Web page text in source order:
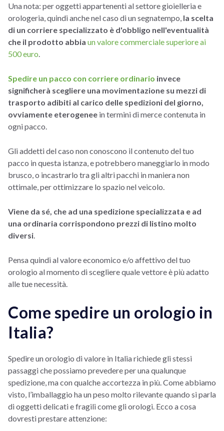
Una nota: per oggetti appartenenti al settore gioielleria e
orologeria, quindi anche nel caso di un segnatempo, la scelta
di un corriere specializzato è d'obbligo nell'eventualità
che il prodotto abbia un valore commerciale superiore ai
500 euro
Spedire un pacco con corriere ordinario invece
significherà scegliere una movimentazione su mezzi di
trasporto adibiti al carico delle spedizioni del giorno,
ovviamente eterogenee in termini di merce contenuta in
ogni pacco.
Gli addetti del caso non conoscono il contenuto del tuo
pacco in questa istanza, e potrebbero maneggiarlo in modo
brusco, o incastrarlo tra gli altri pacchi in maniera non
ottimale, per ottimizzare lo spazio nel veicolo.
Viene da sé, che ad una spedizione specializzata e ad
una ordinaria corrispondono prezzi di listino molto
diversi
Pensa quindi al valore economico e/o affettivo del tuo
orologio al momento di scegliere quale vettore è più adatto
alle tue necessità.
Come spedire un orologio in
Italia?
Spedire un orologio di valore in Italia richiede gli stessi
passaggi che possiamo prevedere per una qualunque
spedizione, ma con qualche accortezza in più. Come abbiamo
visto, l’imballaggio ha un peso molto rilevante quando si parla
di oggetti delicati e fragili come gli orologi. Ecco a cosa
dovresti prestare attenzione: